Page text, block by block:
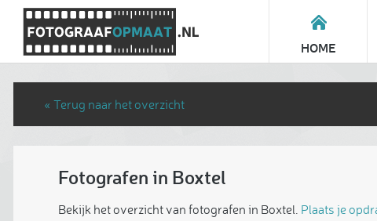
HOME
« Terug naar het overzicht
Fotografen in Boxtel
Bekijk het overzicht van fotografen in Boxtel. Plaats je